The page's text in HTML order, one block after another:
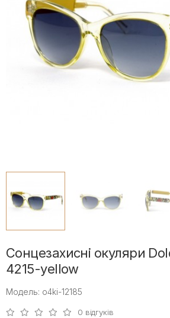
Сонцезахисні окуляри
4215-yellow
Модель: o4ki-12185
0 відгуків